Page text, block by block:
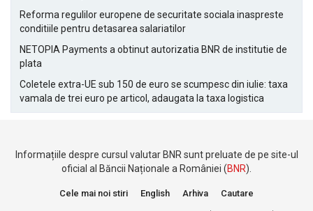
Reforma regulilor europene de securitate sociala inaspreste
conditiile pentru detasarea salariatilor
NETOPIA Payments a obtinut autorizatia BNR de institutie de
plata
Coletele extra-UE sub 150 de euro se scumpesc din iulie: taxa
vamala de trei euro pe articol, adaugata la taxa logistica
Informațiile despre cursul valutar BNR sunt preluate de pe site-ul
oficial al Băncii Naționale a României (BNR).
Cele mai noi stiri English Arhiva Cautare